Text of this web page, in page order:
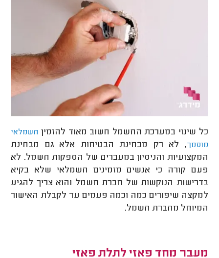
כל שינוי במערכת החשמל חשוב מאוד להזמין חשמלאי
מוסמך, לא רק מבחינת הבטיחות אלא גם מבחינת
המקצועיות והניסיון במעברים של הספקות חשמל. לא
פעם קורה כי אנשים מזמינים חשמלאי שלא בקיא
בדרישות הנוקשות של חברת חשמל והוא צריך להגיע
למקצה שיפורים כמה וכמה פעמים עד לקבלת האישור
המיוחל מחברת חשמל.
מעבר מחד פאזי לתלת פאזי